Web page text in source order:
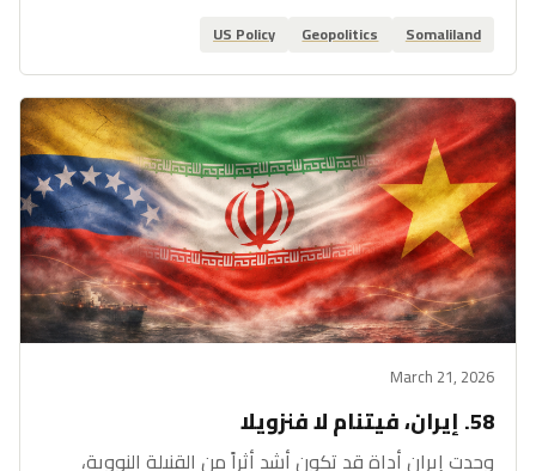
Somaliland
Geopolitics
US Policy
March 21, 2026
58. إيران، فيتنام لا فنزويلا
وجدت إيران أداة قد تكون أشد أثراً من القنبلة النووية،